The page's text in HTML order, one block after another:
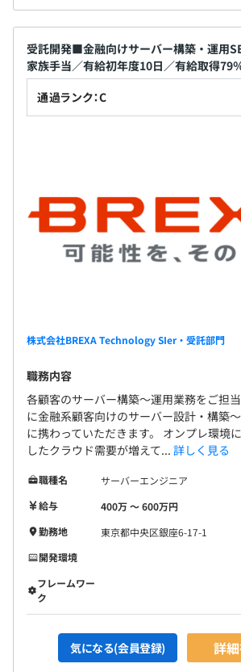
受託開発■金融向けサーバー構築・運用
家族手当／有給初年度10日／有給取得79
通過ランク：C
株式会社BREXA Technology SIer・受託部門
職務内容
各顧客のサーバー構築～運用業務をご担
に金融系顧客向けのサーバー設計・構築
に携わっていただきます。 オンプレ環境
したクラウド需要が増えて... 詳しく見る
職種名
サーバーエンジニア
給与
400万 〜 600万円
勤務地
東京都中央区銀座6-17-1
開発環境
フレームワー
ク
気になる(会員登録) 詳